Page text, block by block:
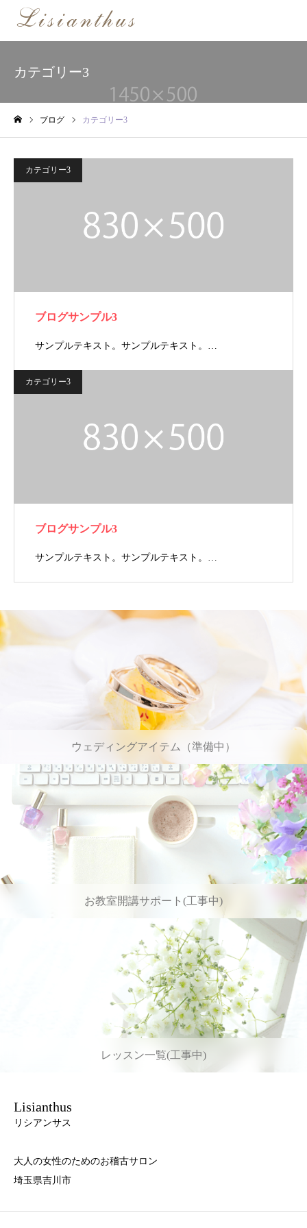
カテゴリー3
ブログ カテゴリー3
カテゴリー3
ブログサンプル3
サンプルテキスト。サンプルテキスト。…
カテゴリー3
ブログサンプル3
サンプルテキスト。サンプルテキスト。…
ウェディングアイテム（準備中）
お教室開講サポート(工事中)
レッスン一覧(工事中)
Lisianthus
リシアンサス
大人の女性のためのお稽古サロン
埼玉県吉川市